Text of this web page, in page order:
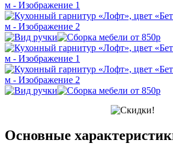
Основные